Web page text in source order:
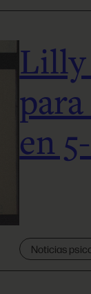
Lilly
en
Noticias